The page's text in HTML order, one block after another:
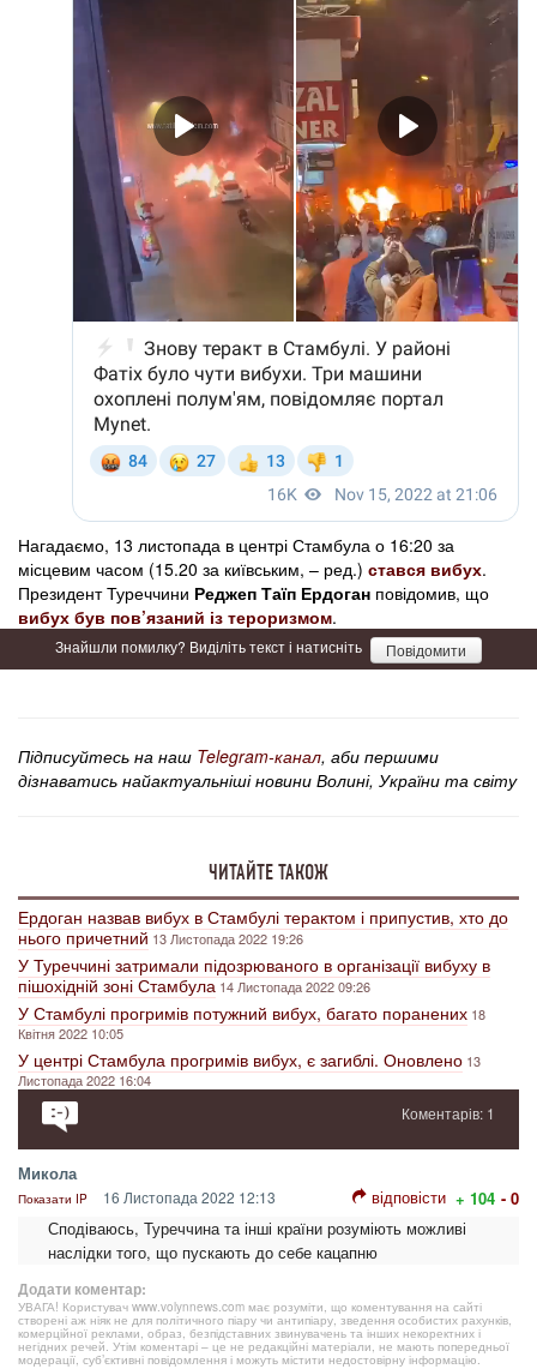
Нагадаємо, 13 листопада в центрі Стамбула о 16:20 за
місцевим часом (15.20 за київським, – ред.) стався вибух.
Президент Туреччини Реджеп Таїп Ердоган повідомив, що
вибух був пов’язаний із тероризмом.
Знайшли помилку? Виділіть текст і натисніть Повідомити
Підписуйтесь на наш Telegram-канал, аби першими
дізнаватись найактуальніші новини Волині, України та світу
ЧИТАЙТЕ ТАКОЖ
Ердоган назвав вибух в Стамбулі терактом і припустив, хто до
нього причетний 13 Листопада 2022 19:26
У Туреччині затримали підозрюваного в організації вибуху в
пішохідній зоні Стамбула 14 Листопада 2022 09:26
У Стамбулі прогримів потужний вибух, багато поранених 18
Квітня 2022 10:05
У центрі Стамбула прогримів вибух, є загиблі. Оновлено 13
Листопада 2022 16:04
Коментарів: 1
Микола
Показати IP 16 Листопада 2022 12:13 відповісти + 104 - 0
Сподіваюсь, Туреччина та інші країни розуміють можливі
наслідки того, що пускають до себе кацапню
Додати коментар:
УВАГА! Користувач www.volynnews.com має розуміти, що коментування на сайті
створені аж ніяк не для політичного піару чи антипіару, зведення особистих рахунків,
комерційної реклами, образ, безпідставних звинувачень та інших некоректних і
негідних речей. Утім коментарі – це не редакційні матеріали, не мають попередньої
модерації, суб’єктивні повідомлення і можуть містити недостовірну інформацію.